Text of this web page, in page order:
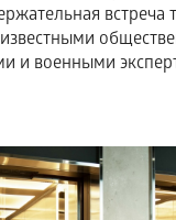
встреча
и военными